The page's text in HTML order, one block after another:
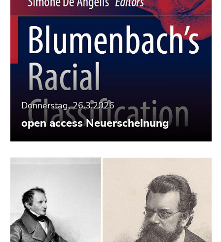
Donnerstag, 26.3.2026
open access Neuerscheinung